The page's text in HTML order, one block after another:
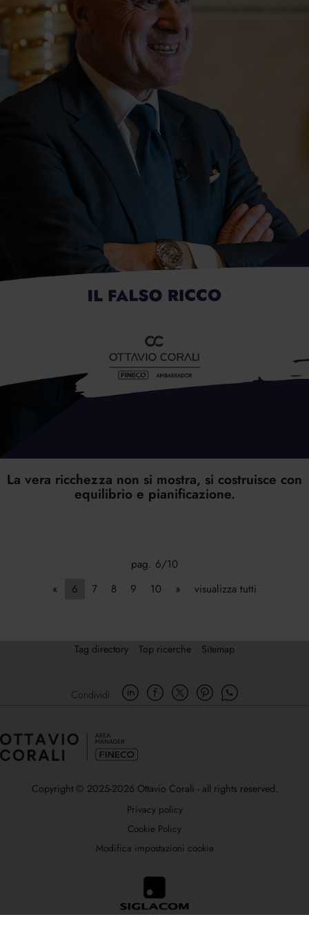
La vera ricchezza non si mostra, si costruisce con
equilibrio e pianificazione.
pag. 6/10
«
6 7 8 9 10 » visualizza tutti
Tag directory Top ricerche Sitemap
Condividi
Copyright © 2025-2026 Ottavio Corali - all rights reserved.
Privacy policy
Cookie Policy
Modifica impostazioni cookie